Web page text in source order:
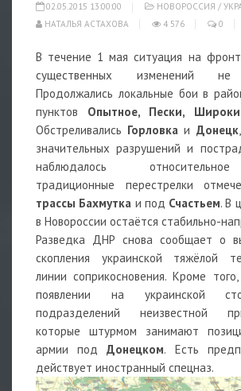
02.05.2015 13:00:00 НОВОРОССИЯ /
НАТАЛЬЯ АСТАХОВА
4 576 0
В течение 1 мая ситуация на
существенных изменений не
Продолжались локальные бои в
пунктов Опытное, Пески,
Обстреливались Горловка и Донецк
значительных разрушений и
наблюдалось
традиционные перестрелки
трассы Бахмутка и под Счастьем. В
в Новороссии остаётся стабильно-
Разведка ДНР снова сообщает о
скопления украинской тяжёлой
линии соприкосновения. Кроме
появлении на украинской
подразделений неизвестной
которые штурмом занимают
армии подДонецком. Есть
действует иностранный спецназ.